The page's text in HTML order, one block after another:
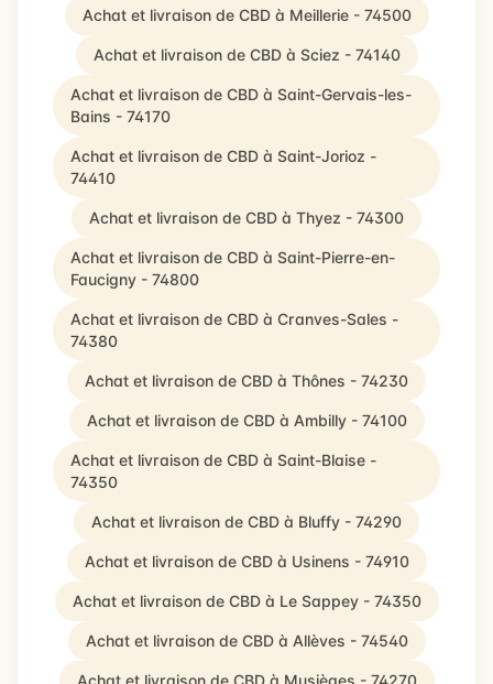
Achat et livraison de CBD à Meillerie - 74500
Achat et livraison de CBD à Sciez - 74140
Achat et livraison de CBD à Saint-Gervais-les-
Bains - 74170
Achat et livraison de CBD à Saint-Jorioz -
74410
Achat et livraison de CBD à Thyez - 74300
Achat et livraison de CBD à Saint-Pierre-en-
Faucigny - 74800
Achat et livraison de CBD à Cranves-Sales -
74380
Achat et livraison de CBD à Thônes - 74230
Achat et livraison de CBD à Ambilly - 74100
Achat et livraison de CBD à Saint-Blaise -
74350
Achat et livraison de CBD à Bluffy - 74290
Achat et livraison de CBD à Usinens - 74910
Achat et livraison de CBD à Le Sappey - 74350
Achat et livraison de CBD à Allèves - 74540
Achat et livraison de CBD à Musièges - 74270